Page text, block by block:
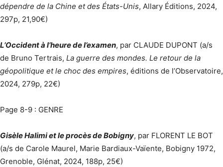
dépendre de la Chine et des États-Unis, Allary Éditions, 2024,
297p, 21,90€)
L’Occident à l’heure de l’examen, par CLAUDE DUPONT (a/s
de Bruno Tertrais, La guerre des mondes. Le retour de la
géopolitique et le choc des empires, éditions de l’Observatoire,
2024, 279p, 22€)
Page 8-9 : GENRE
Gisèle Halimi et le procès de Bobigny, par FLORENT LE BOT
(a/s de Carole Maurel, Marie Bardiaux-Vaïente, Bobigny 1972,
Grenoble, Glénat, 2024, 188p, 25€)